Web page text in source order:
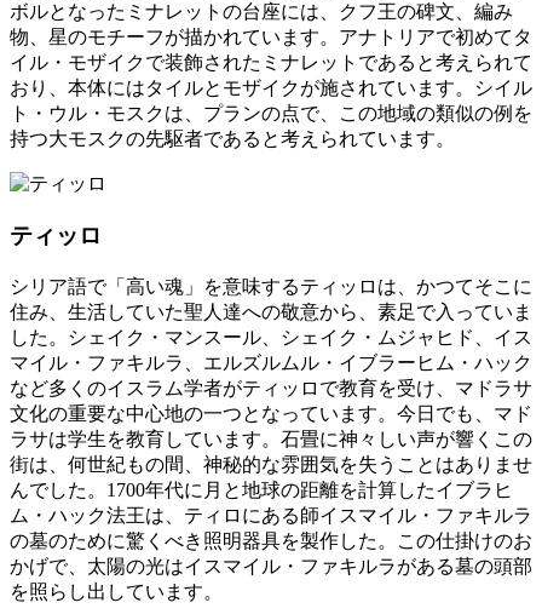
ボルとなったミナレットの台座には、クフ王の碑文、編み
物、星のモチーフが描かれています。アナトリアで初めてタ
イル・モザイクで装飾されたミナレットであると考えられて
おり、本体にはタイルとモザイクが施されています。シイル
ト・ウル・モスクは、プランの点で、この地域の類似の例を
持つ大モスクの先駆者であると考えられています。
ティッロ
シリア語で「高い魂」を意味するティッロは、かつてそこに
住み、生活していた聖人達への敬意から、素足で入っていま
した。シェイク・マンスール、シェイク・ムジャヒド、イス
マイル・ファキルラ、エルズルムル・イブラーヒム・ハック
など多くのイスラム学者がティッロで教育を受け、マドラサ
文化の重要な中心地の一つとなっています。今日でも、マド
ラサは学生を教育しています。石畳に神々しい声が響くこの
街は、何世紀もの間、神秘的な雰囲気を失うことはありませ
んでした。1700年代に月と地球の距離を計算したイブラヒ
ム・ハック法王は、ティロにある師イスマイル・ファキルラ
の墓のために驚くべき照明器具を製作した。この仕掛けのお
かげで、太陽の光はイスマイル・ファキルラがある墓の頭部
を照らし出しています。